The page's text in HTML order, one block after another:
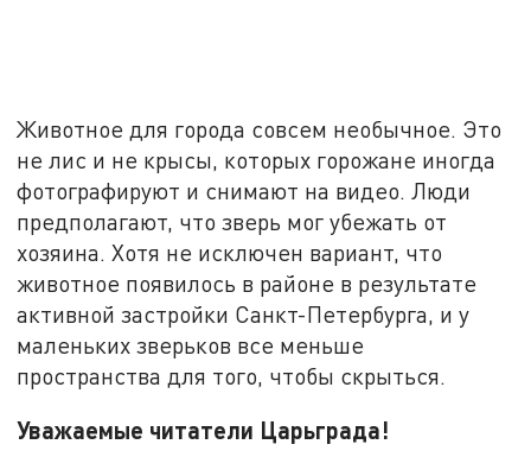
Животное для города совсем необычное. Это
не лис и не крысы, которых горожане иногда
фотографируют и снимают на видео. Люди
предполагают, что зверь мог убежать от
хозяина. Хотя не исключен вариант, что
животное появилось в районе в результате
активной застройки Санкт-Петербурга, и у
маленьких зверьков все меньше
пространства для того, чтобы скрыться.
Уважаемые читатели Царьграда!